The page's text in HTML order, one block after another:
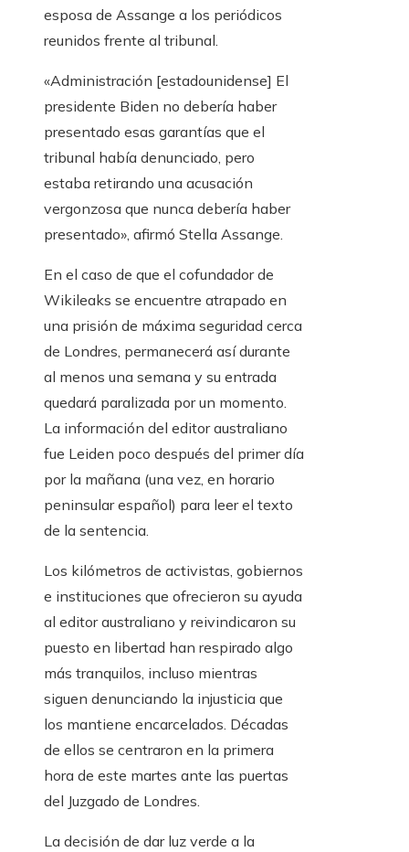
esposa de Assange a los periódicos
reunidos frente al tribunal.
«Administración [estadounidense] El
presidente Biden no debería haber
presentado esas garantías que el
tribunal había denunciado, pero
estaba retirando una acusación
vergonzosa que nunca debería haber
presentado», afirmó Stella Assange.
En el caso de que el cofundador de
Wikileaks se encuentre atrapado en
una prisión de máxima seguridad cerca
de Londres, permanecerá así durante
al menos una semana y su entrada
quedará paralizada por un momento.
La información del editor australiano
fue Leiden poco después del primer día
por la mañana (una vez, en horario
peninsular español) para leer el texto
de la sentencia.
Los kilómetros de activistas, gobiernos
e instituciones que ofrecieron su ayuda
al editor australiano y reivindicaron su
puesto en libertad han respirado algo
más tranquilos, incluso mientras
siguen denunciando la injusticia que
los mantiene encarcelados. Décadas
de ellos se centraron en la primera
hora de este martes ante las puertas
del Juzgado de Londres.
La decisión de dar luz verde a la